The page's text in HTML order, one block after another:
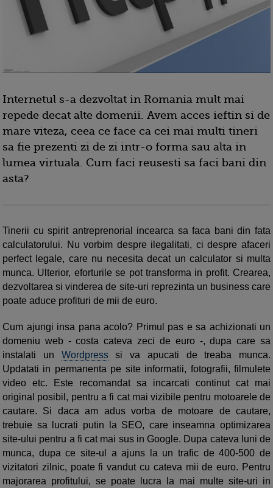
Internetul s-a dezvoltat in Romania mult mai
repede decat alte domenii. Avem acces ieftin si de
mare viteza, ceea ce face ca cei mai multi tineri
sa fie prezenti zi de zi intr-o forma sau alta in
lumea virtuala. Cum faci reusesti sa faci bani din
asta?
Tinerii cu spirit antreprenorial incearca sa faca bani din fata
calculatorului. Nu vorbim despre ilegalitati, ci despre afaceri
perfect legale, care nu necesita decat un calculator si multa
munca. Ulterior, eforturile se pot transforma in profit. Crearea,
dezvoltarea si vinderea de site-uri reprezinta un business care
poate aduce profituri de mii de euro.
Cum ajungi insa pana acolo? Primul pas e sa achizionati un
domeniu web - costa cateva zeci de euro -, dupa care sa
instalati un Wordpresssi va apucati de treaba munca.
Updatati in permanenta pe site informatii, fotografii, filmulete
video etc. Este recomandat sa incarcati continut cat mai
original posibil, pentru a fi cat mai vizibile pentru motoarele de
cautare. Si daca am adus vorba de motoare de cautare,
trebuie sa lucrati putin la SEO, care inseamna optimizarea
site-ului pentru a fi cat mai sus in Google. Dupa cateva luni de
munca, dupa ce site-ul a ajuns la un trafic de 400-500 de
vizitatori zilnic, poate fi vandut cu cateva mii de euro. Pentru
majorarea profitului, se poate lucra la mai multe site-uri in